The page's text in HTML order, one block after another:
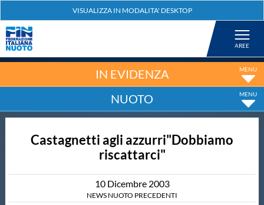
Nuoto
Tuffi
IN EVIDENZA
NUOTO
Castagnetti agli azzurri"Dobbiamo
riscattarci"
10 Dicembre 2003
NEWS NUOTO PRECEDENTI